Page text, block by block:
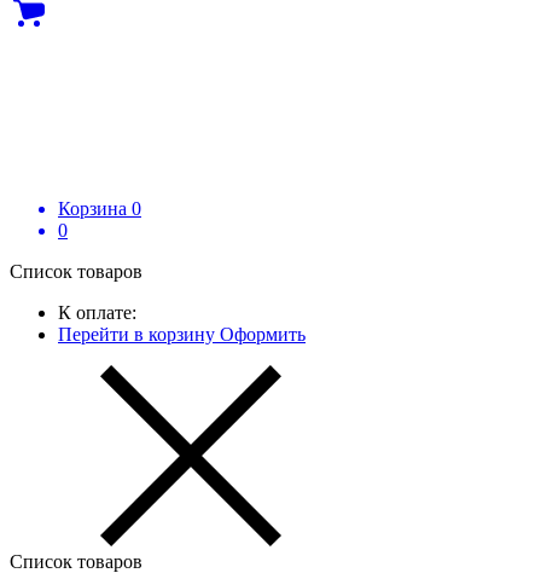
Корзина 0
0
Список товаров
К оплате:
Перейти в корзину Оформить
Список товаров